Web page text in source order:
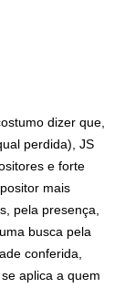
dizer que,
perdida), JS
e forte
mais
pela presença,
busca pela
conferida,
aplica a quem